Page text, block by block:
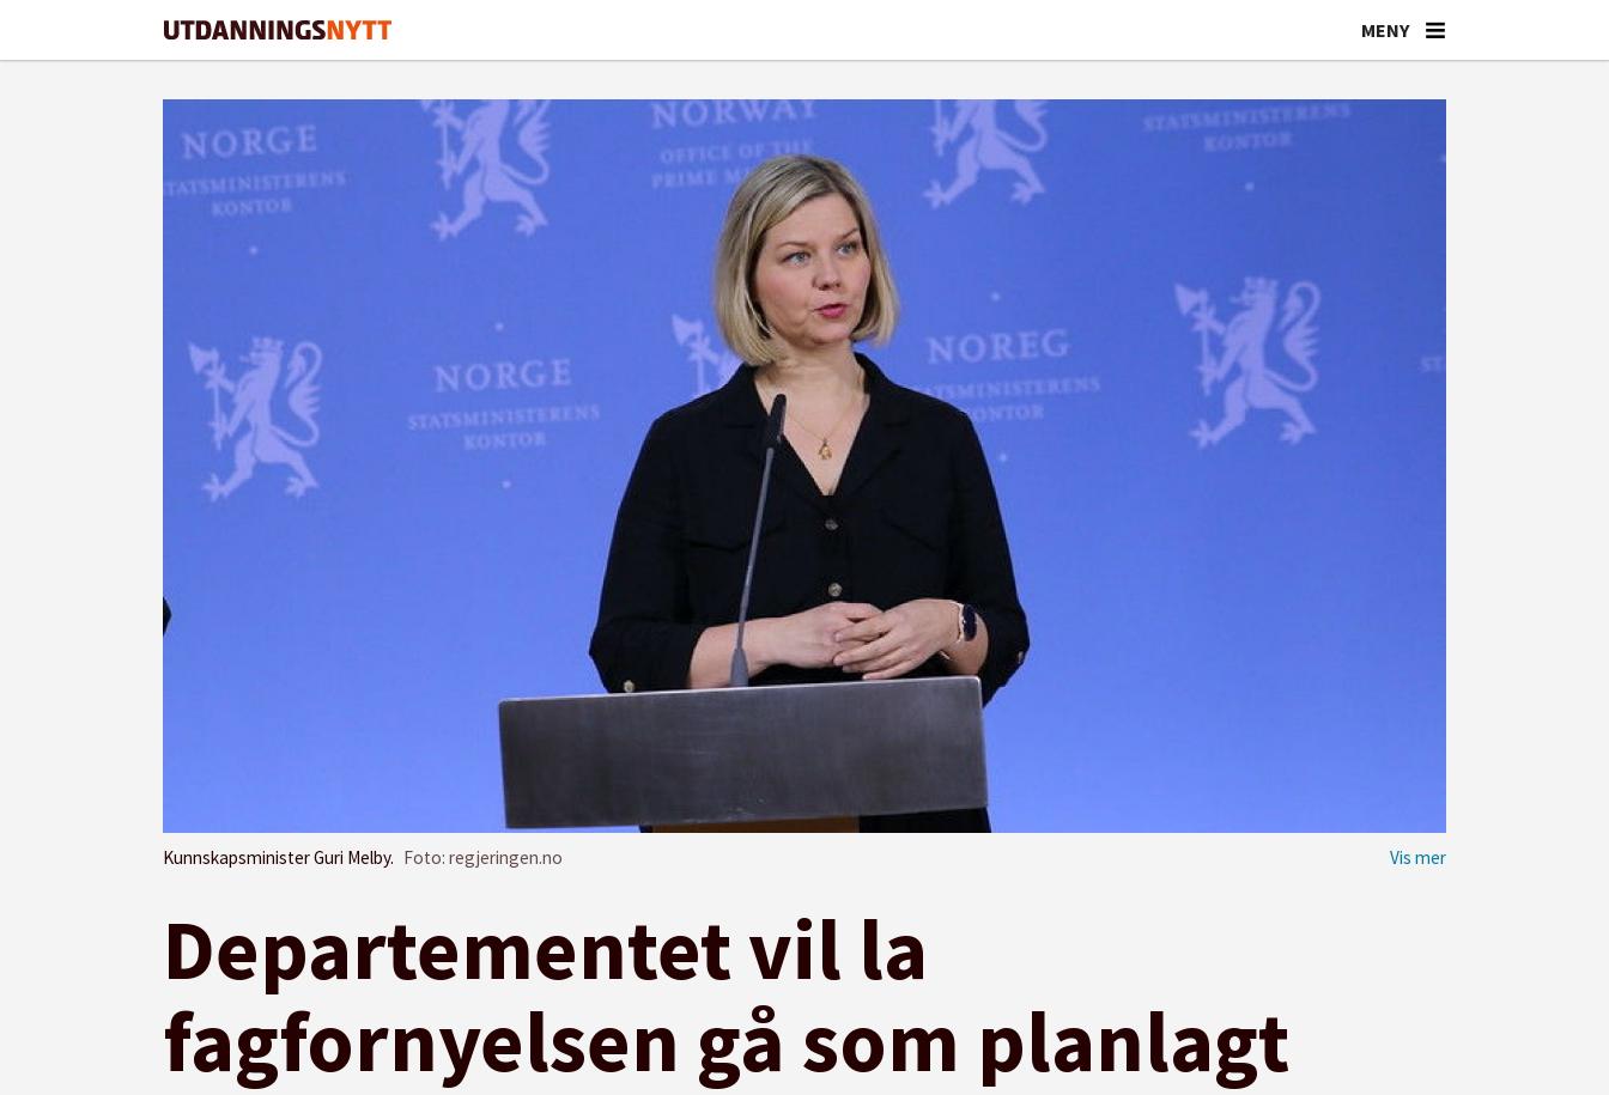
Kunnskapsminister Guri Melby. Foto: regjeringen.no
Departementet vil la
fagfornyelsen gå som planlagt